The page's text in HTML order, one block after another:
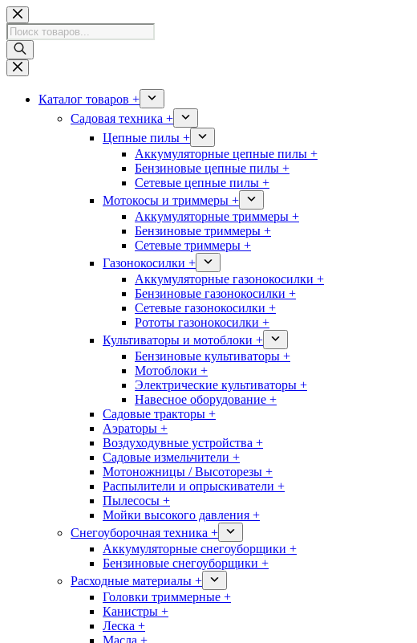
Перейти
к
сути
Поиск
товаров
Каталог товаров +
Садовая техника +
Цепные пилы +
Аккумуляторные цепные пилы +
Бензиновые цепные пилы +
Сетевые цепные пилы +
Мотокосы и триммеры +
Аккумуляторные триммеры +
Бензиновые триммеры +
Сетевые триммеры +
Газонокосилки +
Аккумуляторные газонокосилки +
Бензиновые газонокосилки +
Сетевые газонокосилки +
Рототы газонокосилки +
Культиваторы и мотоблоки +
Бензиновые культиваторы +
Мотоблоки +
Электрические культиваторы +
Навесное оборудование +
Садовые тракторы +
Аэраторы +
Воздуходувные устройства +
Садовые измельчители +
Мотоножницы / Высоторезы +
Распылители и опрыскиватели +
Пылесосы +
Мойки высокого давления +
Снегоуборочная техника +
Аккумуляторные снегоуборщики +
Бензиновые снегоуборщики +
Расходные материалы +
Головки триммерные +
Канистры +
Леска +
Масла +